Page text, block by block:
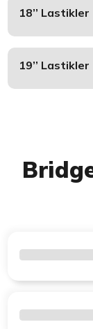
18’’ Lastikler
19’’ Lastikler